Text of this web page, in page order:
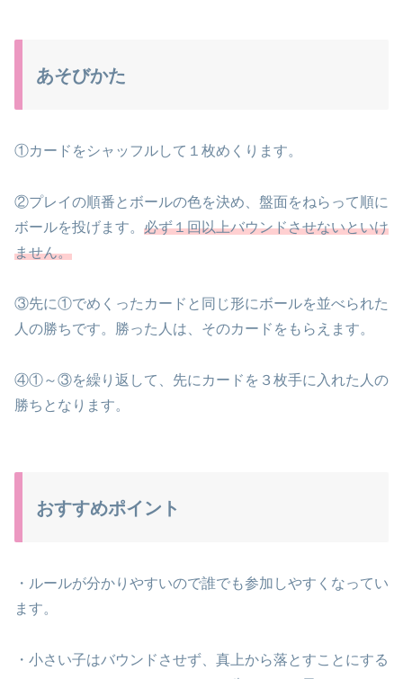
あそびかた
①カードをシャッフルして１枚めくります。
②プレイの順番とボールの色を決め、盤面をねらって順に
ボールを投げます。 必ず１回以上バウンドさせないといけ
ません。
③先に①でめくったカードと同じ形にボールを並べられた
人の勝ちです。勝った人は、そのカードをもらえます。
④①～③を繰り返して、先にカードを３枚手に入れた人の
勝ちとなります。
おすすめポイント
・ルールが分かりやすいので誰でも参加しやすくなってい
ます。
・小さい子はバウンドさせず、真上から落とすことにする